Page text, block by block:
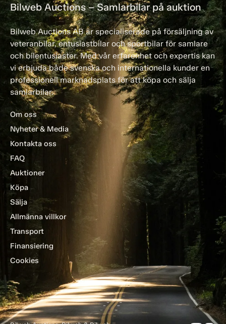
Bilweb Auctions – Samlarbilar på auktion
Bilweb Auctions AB är specialiserade på försäljning av
veteranbilar, entusiastbilar och sportbilar för samlare
och bilentusiaster. Med vår erfarenhet och expertis kan
vi erbjuda både svenska och internationella kunder en
professionell marknadsplats för att köpa och sälja
samlarbilar.
Om oss
Nyheter & Media
Kontakta oss
FAQ
Auktioner
Köpa
Sälja
Allmänna villkor
Transport
Finansiering
Cookies